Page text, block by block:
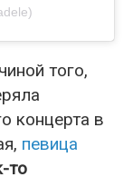
того,
концерта в
певица
то